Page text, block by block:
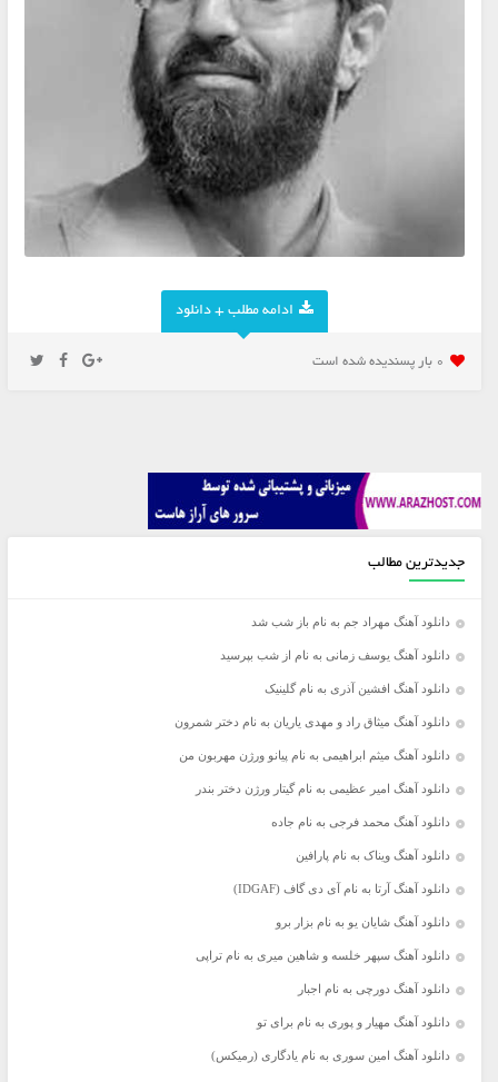
ادامه مطلب + دانلود
0 بار پسنديده شده است
جدیدترین مطالب
دانلود آهنگ مهراد جم به نام باز شب شد
دانلود آهنگ یوسف زمانی به نام از شب بپرسید
دانلود آهنگ افشین آذری به نام گلینیک
دانلود آهنگ میثاق راد و مهدی یاریان به نام دختر شمرون
دانلود آهنگ میثم ابراهیمی به نام پیانو ورژن مهربون من
دانلود آهنگ امیر عظیمی به نام گیتار ورژن دختر بندر
دانلود آهنگ محمد فرجی به نام جاده
دانلود آهنگ ویناک به نام پارافین
دانلود آهنگ آرتا به نام آی دی گاف (IDGAF)
دانلود آهنگ شایان یو به نام بزار برو
دانلود آهنگ سپهر خلسه و شاهین میری به نام تراپی
دانلود آهنگ دورچی به نام اجبار
دانلود آهنگ مهیار و پوری به نام برای تو
دانلود آهنگ امین سوری به نام یادگاری (رمیکس)